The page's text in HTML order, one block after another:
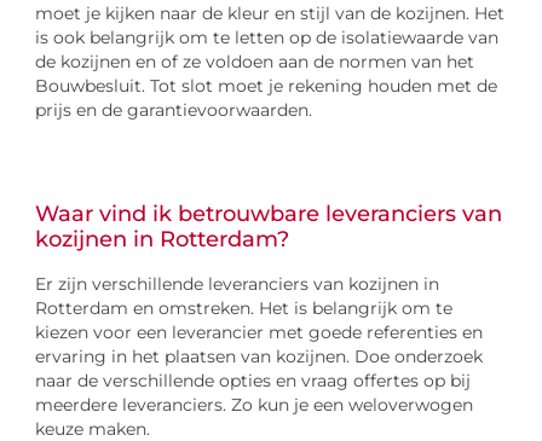
moet je kijken naar de kleur en stijl van de kozijnen. Het
is ook belangrijk om te letten op de isolatiewaarde van
de kozijnen en of ze voldoen aan de normen van het
Bouwbesluit. Tot slot moet je rekening houden met de
prijs en de garantievoorwaarden.
Waar vind ik betrouwbare leveranciers van
kozijnen in Rotterdam?
Er zijn verschillende leveranciers van kozijnen in
Rotterdam en omstreken. Het is belangrijk om te
kiezen voor een leverancier met goede referenties en
ervaring in het plaatsen van kozijnen. Doe onderzoek
naar de verschillende opties en vraag offertes op bij
meerdere leveranciers. Zo kun je een weloverwogen
keuze maken.